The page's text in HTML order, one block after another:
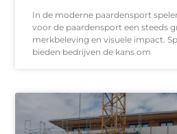
In de moderne paardensport
voor de paardensport een steeds
merkbeleving en visuele impact.
bieden bedrijven de kans om